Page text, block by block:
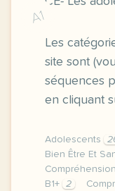
A1
Les
site sont
séquences
en cliquant
Adolescents
Bien Être Et
B1+
2